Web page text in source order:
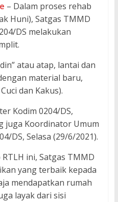
– Dalam proses rehab
Huni), Satgas TMMD
DS melakukan
atau atap, lantai dan
material baru,
dan Kakus).
Kodim 0204/DS,
juga Koordinator Umum
DS, Selasa (29/6/2021).
ini, Satgas TMMD
yang terbaik kepada
mendapatkan rumah
layak dari sisi